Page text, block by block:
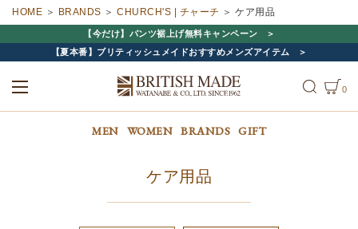
HOME BRANDS CHURCH'S | チャーチ ケア用品
【今だけ】パンツ裾上げ無料キャンペーン
【夏本番】ブリティッシュメイドおすすめメンズアイテム
ALL MEN WOMEN
0
MEN WOMEN BRANDS GIFT
ケア用品